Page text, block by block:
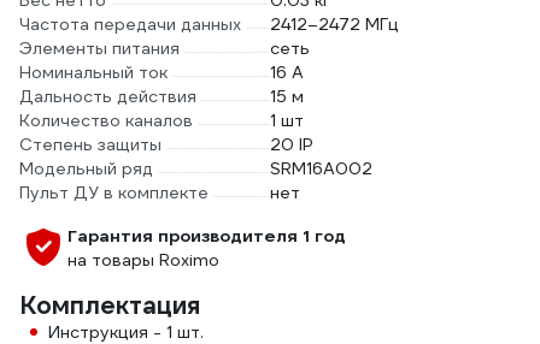
Частота передачи данных
2412–2472 МГц
Элементы питания
сеть
Номинальный ток
16 А
Дальность действия
15 м
Количество каналов
1 шт
Степень защиты
20 IP
Модельный ряд
SRM16A002
Пульт ДУ в комплекте
нет
Гарантия производителя 1 год
на товары Roximo
Комплектация
Инструкция - 1 шт.